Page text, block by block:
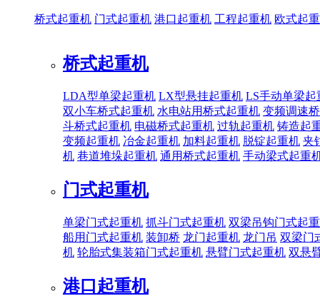
桥式起重机 门式起重机 港口起重机 工程起重机 欧式起
桥式起重机
LDA型单梁起重机 LX型悬挂起重机 LS手动单梁起
双小车桥式起重机 水电站用桥式起重机 变频调速
斗桥式起重机 电磁桥式起重机 过轨起重机 铸造起
变频起重机 冶金起重机 加料起重机 脱锭起重机 夹
机 巷道堆垛起重机 通用桥式起重机 手动梁式起重
门式起重机
单梁门式起重机 抓斗门式起重机 双梁吊钩门式起
船用门式起重机 装卸桥 龙门起重机 龙门吊 双梁门
机 轮胎式集装箱门式起重机 悬臂门式起重机 双悬
港口起重机